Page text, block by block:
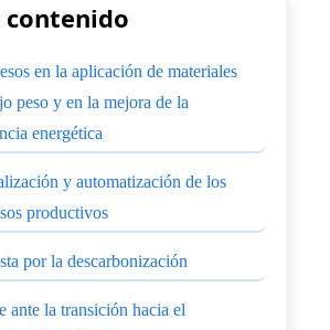
contenido
en la aplicación de materiales
peso y en la mejora de la
energética
y automatización de los
productivos
por la descarbonización
ante la transición hacia el